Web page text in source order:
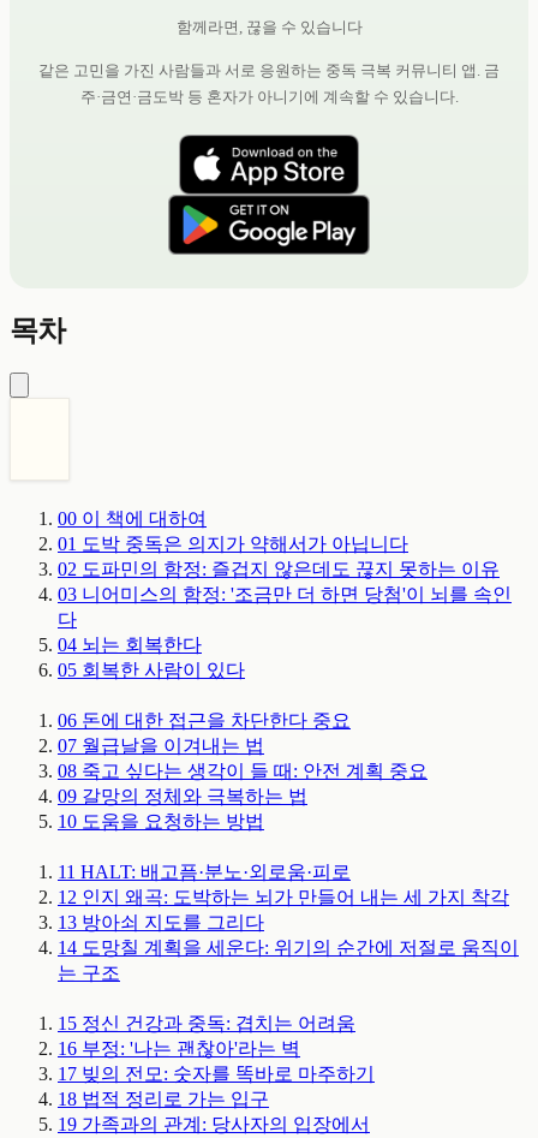
함께라면, 끊을 수 있습니다
같은 고민을 가진 사람들과 서로 응원하는 중독 극복 커뮤니티 앱. 금
주·금연·금도박 등 혼자가 아니기에 계속할 수 있습니다.
목차
00 이 책에 대하여
01 도박 중독은 의지가 약해서가 아닙니다
02 도파민의 함정: 즐겁지 않은데도 끊지 못하는 이유
03 니어미스의 함정: '조금만 더 하면 당첨'이 뇌를 속인
다
04 뇌는 회복한다
05 회복한 사람이 있다
06 돈에 대한 접근을 차단한다 중요
07 월급날을 이겨내는 법
08 죽고 싶다는 생각이 들 때: 안전 계획 중요
09 갈망의 정체와 극복하는 법
10 도움을 요청하는 방법
11 HALT: 배고픔·분노·외로움·피로
12 인지 왜곡: 도박하는 뇌가 만들어 내는 세 가지 착각
13 방아쇠 지도를 그리다
14 도망칠 계획을 세운다: 위기의 순간에 저절로 움직이
는 구조
15 정신 건강과 중독: 겹치는 어려움
16 부정: '나는 괜찮아'라는 벽
17 빚의 전모: 숫자를 똑바로 마주하기
18 법적 정리로 가는 입구
19 가족과의 관계: 당사자의 입장에서